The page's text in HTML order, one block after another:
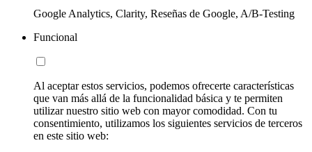
Google Analytics, Clarity, Reseñas de Google, A/B-Testing
Funcional
Al aceptar estos servicios, podemos ofrecerte características
que van más allá de la funcionalidad básica y te permiten
utilizar nuestro sitio web con mayor comodidad. Con tu
consentimiento, utilizamos los siguientes servicios de terceros
en este sitio web: